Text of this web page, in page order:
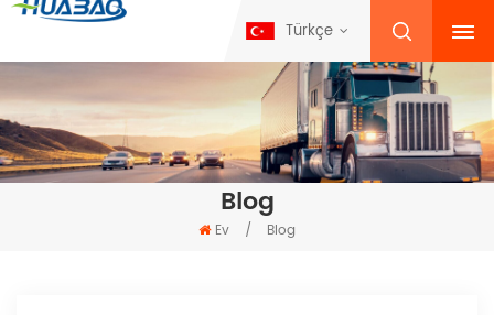
Türkçe
Blog
Ev / Blog